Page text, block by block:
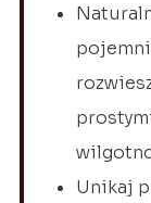
Unikaj